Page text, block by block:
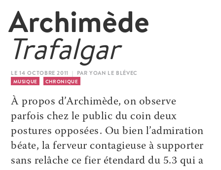
Archimède
Trafalgar
LE 14 OCTOBRE 2011 | PAR YOAN LE BLÉVEC
MUSIQUE CHRONIQUE
À propos d’Archimède, on observe
parfois chez le public du coin deux
postures opposées. Ou bien l’admiration
béate, la ferveur contagieuse à supporter
sans relâche ce fier étendard du 5.3 qui a